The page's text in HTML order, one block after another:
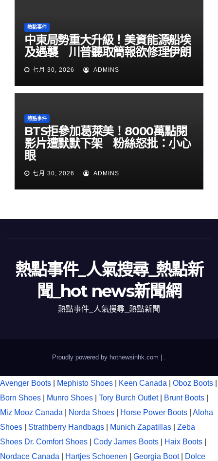
熱點事件
中東局勢重大升級！美資能源船埃
及遇襲 川普聽取簡報欲修理伊朗
七月 30, 2026 ADMINS
熱點事件
BTS拒參加葛萊美！8000萬點閱
影片遭默默下架 粉絲怒批：小心
眼
七月 30, 2026 ADMINS
熱點事件_人氣搜尋_熱點新
聞_hot news新聞網
熱點事件_人氣搜尋_熱點新聞
Proudly powered by hotnewsinhk.com .
Avenger Boots Mephisto Shoes Keen Canada Oboz Boots
Born Shoes
Munro Shoes Tory Burch Outlet Brunt Boots
Miz Mooz Canada
Norda Shoes Horse Power Boots
Aloha
Shoes
Strathberry Handbags Munich Zapatillas
Zeba
Shoes Dr. Comfort Shoes Cody James Boots Haix Boots
Nordace Canada
Hartjes Schoenen Georgia Boot| Dolce